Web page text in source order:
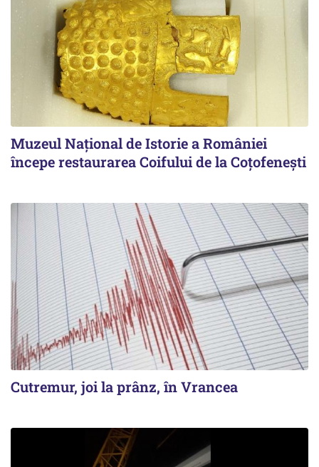
Muzeul Național de Istorie a României
începe restaurarea Coifului de la Coțofenești
Cutremur, joi la prânz, în Vrancea